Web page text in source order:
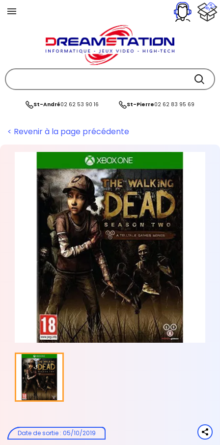
St-André02 62 53 90 16 St-Pierre02 62 83 95 69
< Revenir à la page précédente
Date de sortie: 05/10/2019